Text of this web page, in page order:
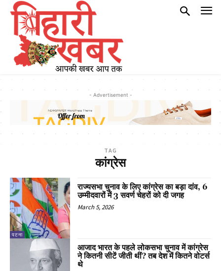
- Advertisement -
TAG
कांग्रेस
पटना
राज्यसभा चुनाव के लिए कांग्रेस का बड़ा दांव, 6
उम्मीदवारों में 3 सवर्ण चेहरों को दी जगह
March 5, 2026
आजाद भारत के पहले लोकसभा चुनाव में कांग्रेस
ने कितनी सीटें जीती थीं? तब देश में कितने वोटर्स
थे